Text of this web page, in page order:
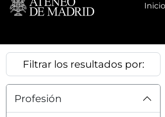
Inicio
Filtrar los resultados por:
Profesión